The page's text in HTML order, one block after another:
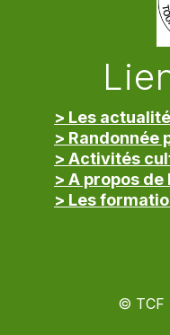
> Les
> Randonnée
> Activités
> A propos de
> Les
© TCF